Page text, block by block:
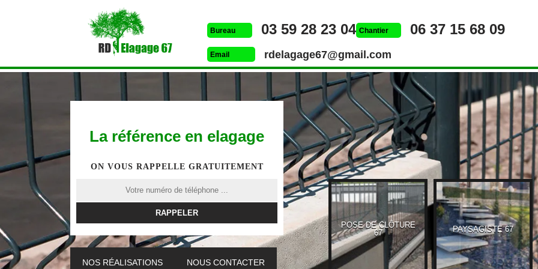
Bureau 03 59 28 23 04 Chantier 06 37 15 68 09
Email rdelagage67@gmail.com
La référence en elagage
ON VOUS RAPPELLE GRATUITEMENT
NOS RÉALISATIONS NOUS CONTACTER
ETÊTAGE 67 ELAGUEUR 67
POSE DE CLÔTURE
67
PAYSAGISTE 67